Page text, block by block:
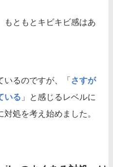
もともとキビキビ感はあ
るのですが、「 さすが
いる 」と感じるレベルに
処を考え始めました。